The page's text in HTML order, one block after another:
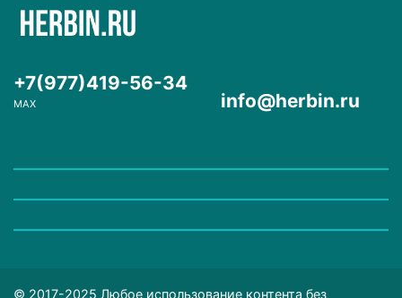
+7(977)419-56-34
MAX info@herbin.ru
© 2017-2025 Любое использование контента без